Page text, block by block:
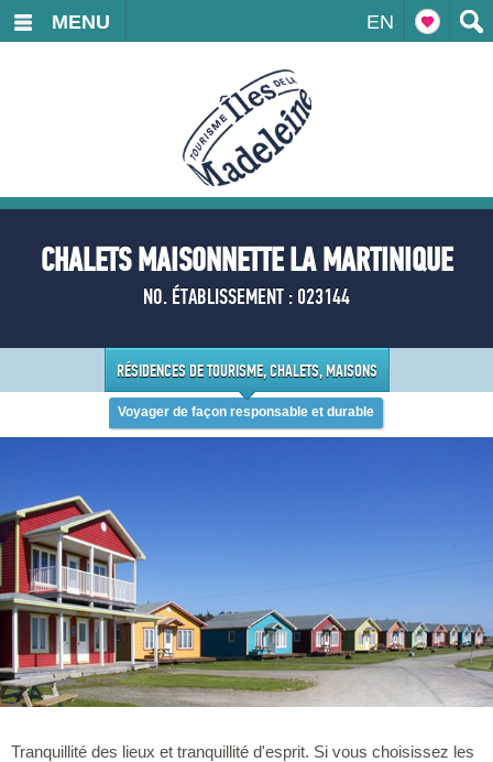
EN
MENU
CHALETS MAISONNETTE LA MARTINIQUE
NO. ÉTABLISSEMENT : 023144
RÉSIDENCES DE TOURISME, CHALETS, MAISONS
Voyager de façon responsable et durable
Tranquillité des lieux et tranquillité d'esprit. Si vous choisissez les